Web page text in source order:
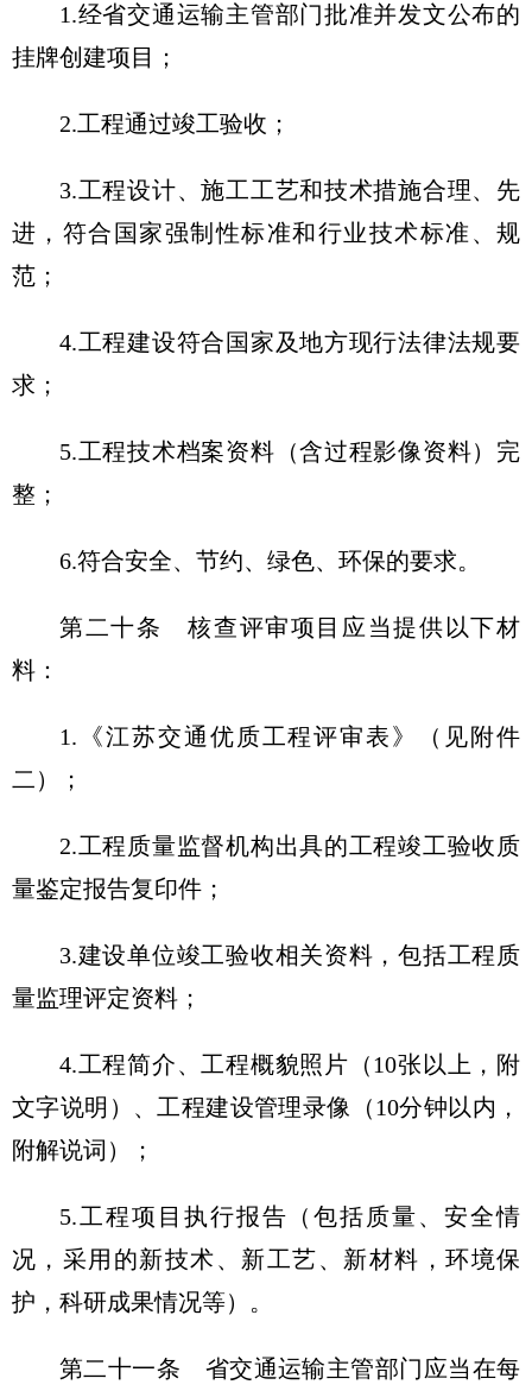
1.经省交通运输主管部门批准并发文公布的
挂牌创建项目；
2.工程通过竣工验收；
3.工程设计、施工工艺和技术措施合理、先
进，符合国家强制性标准和行业技术标准、规
范；
4.工程建设符合国家及地方现行法律法规要
求；
5.工程技术档案资料（含过程影像资料）完
整；
6.符合安全、节约、绿色、环保的要求。
第二十条
核查评审项目应当提供以下材
料：
1.《江苏交通优质工程评审表》（见附件
二）；
2.工程质量监督机构出具的工程竣工验收质
量鉴定报告复印件；
3.建设单位竣工验收相关资料，包括工程质
量监理评定资料；
4.工程简介、工程概貌照片（10张以上，附
文字说明）、工程建设管理录像（10分钟以内，
附解说词）；
5.工程项目执行报告（包括质量、安全情
况，采用的新技术、新工艺、新材料，环境保
护，科研成果情况等）。
第二十一条 省交通运输主管部门应当在每